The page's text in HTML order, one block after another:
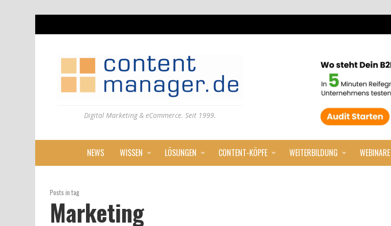
Digital Marketing & eCommerce. Seit 1999.
NEWS WISSEN LÖSUNGEN CONTENT-KÖPFE WEITERBILDUNG WEBINARE
Posts in tag
Marketing